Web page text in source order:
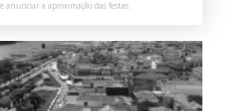
anunciar a aproximação das festas.